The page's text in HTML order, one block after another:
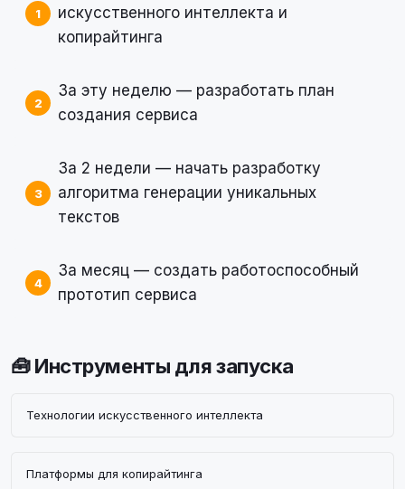
искусственного интеллекта и
копирайтинга
За эту неделю — разработать план
создания сервиса
За 2 недели — начать разработку
алгоритма генерации уникальных
текстов
За месяц — создать работоспособный
прототип сервиса
🧰 Инструменты для запуска
Технологии искусственного интеллекта
Платформы для копирайтинга